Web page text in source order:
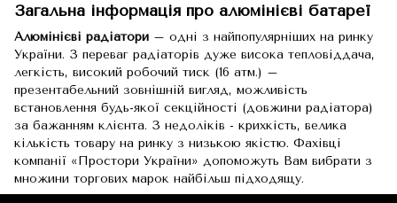
Загальна інформація про алюмінієві батареї
Алюмінієві радіатори – одні з найпопулярніших на ринку
України. З переваг радіаторів дуже висока тепловіддача,
легкість, високий робочий тиск (16 атм.) –
презентабельний зовнішній вигляд, можливість
встановлення будь-якої секційності (довжини радіатора)
за бажанням клієнта. З недоліків - крихкість, велика
кількість товару на ринку з низькою якістю. Фахівці
компанії «Простори України» допоможуть Вам вибрати з
множини торгових марок найбільш підходящу.